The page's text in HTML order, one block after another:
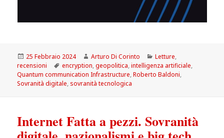
Scritto
il
25 Febbraio 2024 Autore
Arturo Di Corinto Categorie
Letture,
recensioni
Tag
encryption,geopolitica,intelligenza artificiale,
Quantum communication Infrastructure,Roberto Baldoni,
Sovranità digitale, sovranità tecnologica
Internet Fatta a pezzi. Sovranità